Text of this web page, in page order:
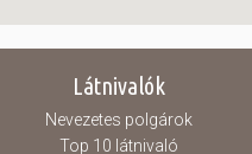
Látnivalók
Nevezetes polgárok
Top 10 látnivaló